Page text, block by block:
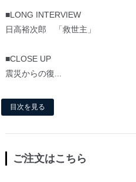
■LONG INTERVIEW
日高裕次郎 「救世主」
■CLOSE UP
震災からの復...
目次を見る
ご注文はこちら